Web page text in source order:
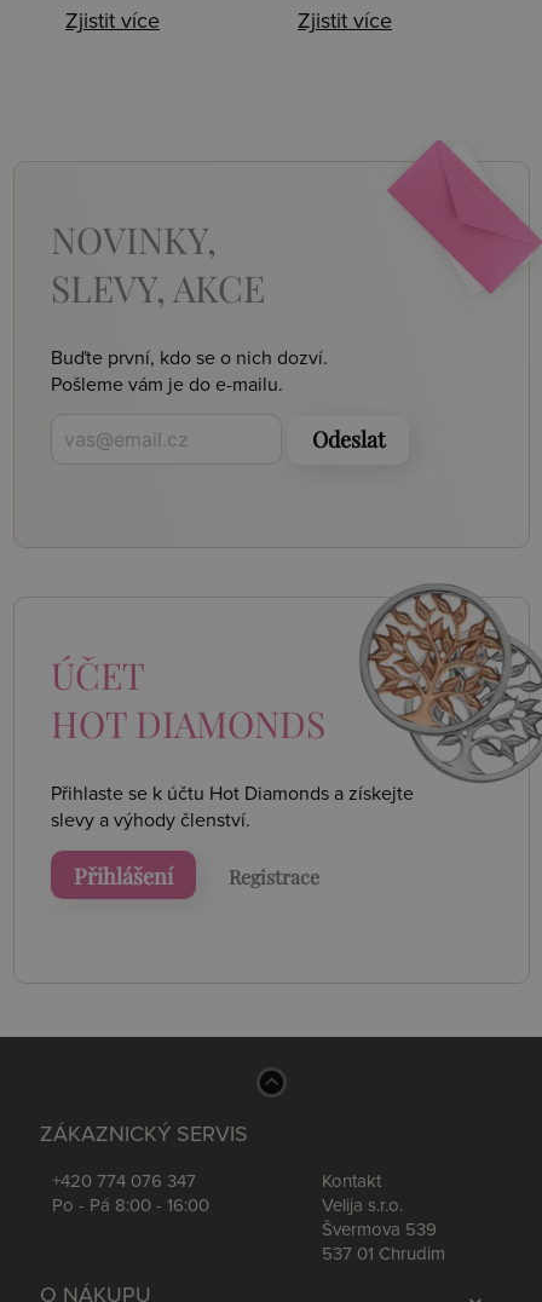
Zjistit více Zjistit více
NOVINKY,
SLEVY, AKCE
Buďte první, kdo se o nich dozví.
Pošleme vám je do e-mailu.
Odeslat
ÚČET
HOT DIAMONDS
Přihlaste se k účtu Hot Diamonds a získejte
slevy a výhody členství.
Přihlášení Registrace
ZÁKAZNICKÝ SERVIS
+420 774 076 347
Po - Pá 8:00 - 16:00
Kontakt
Velija s.r.o.
Švermova 539
537 01 Chrudim
O NÁKUPU